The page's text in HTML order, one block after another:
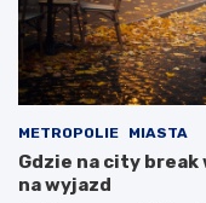
METROPOLIE MIASTA
Gdzie na city
na wyjazd